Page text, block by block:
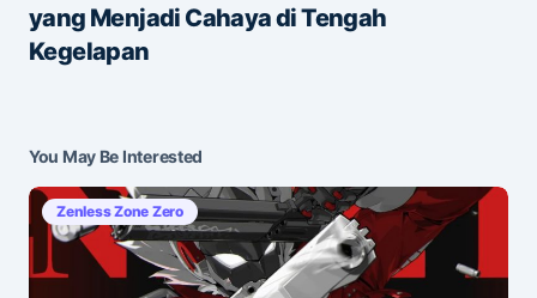
Save my name and e-mail in this browser for the
next time I comment.
yang Menjadi Cahaya di Tengah
Kegelapan
You May Be Interested
Zenless Zone Zero